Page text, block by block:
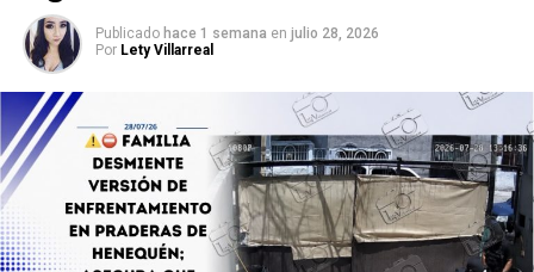
Publicado hace 1 semana en julio 28, 2026
Por Lety Villarreal